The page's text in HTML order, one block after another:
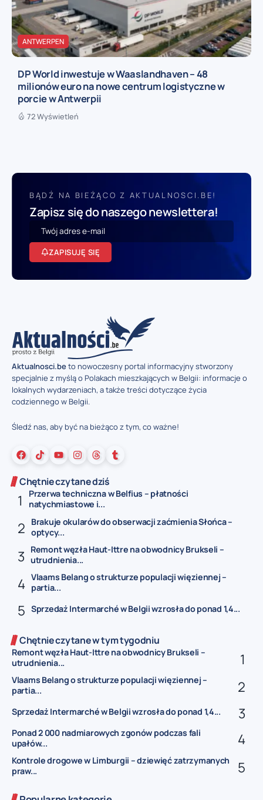
ANTWERPEN
DP World inwestuje w Waaslandhaven – 48
milionów euro na nowe centrum logistyczne w
porcie w Antwerpii
72 Wyświetleń
BĄDŹ NA BIEŻĄCO Z AKTUALNOSCI.BE!
Zapisz się do naszego newslettera!
ZAPISUJĘ SIĘ
Aktualnosci.beto nowoczesny portal informacyjny stworzony
specjalnie z myślą o Polakach mieszkających w Belgii: informacje o
lokalnych wydarzeniach, a także treści dotyczące życia
codziennego w Belgii.
Śledź nas, aby być na bieżąco z tym, co ważne!
Chętnie czytane dziś
Przerwa techniczna w Belfius – płatności
natychmiastowe i...
Brakuje okularów do obserwacji zaćmienia Słońca –
optycy...
Remont węzła Haut-Ittre na obwodnicy Brukseli –
utrudnienia...
Vlaams Belang o strukturze populacji więziennej –
partia...
Sprzedaż Intermarché w Belgii wzrosła do ponad 1,4...
Chętnie czytane w tym tygodniu
Remont węzła Haut-Ittre na obwodnicy Brukseli –
utrudnienia...
Vlaams Belang o strukturze populacji więziennej –
partia...
Sprzedaż Intermarché w Belgii wzrosła do ponad 1,4...
Ponad 2 000 nadmiarowych zgonów podczas fali
upałów...
Kontrole drogowe w Limburgii – dziewięć zatrzymanych
praw...